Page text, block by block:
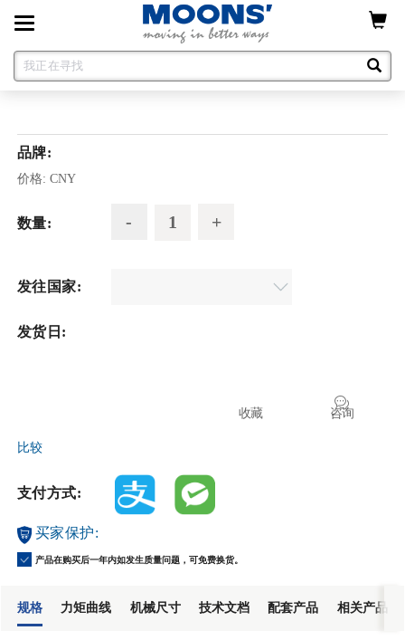
Toggle
navigation
品牌:
价格: CNY
数量:
发往国家:
发货日:
咨询
收藏
比较
支付方式:
买家保护:
产品在购买后一年内如发生质量问题，可免费换货。
规格 力矩曲线 机械尺寸 技术文档 配套产品 相关产品